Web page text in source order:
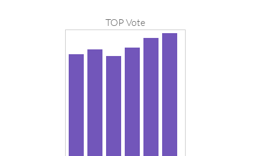
TOP Vote